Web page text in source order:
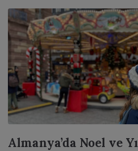
Almanya’da Noel ve